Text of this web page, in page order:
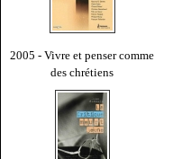
2005 - Vivre et penser comme
des chrétiens